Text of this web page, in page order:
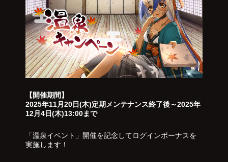
【開催期間】
2025年11月20日(木)定期メンテナンス終了後～2025年
12月4日(木)13:00まで
「温泉イベント」開催を記念してログインボーナスを
実施します！